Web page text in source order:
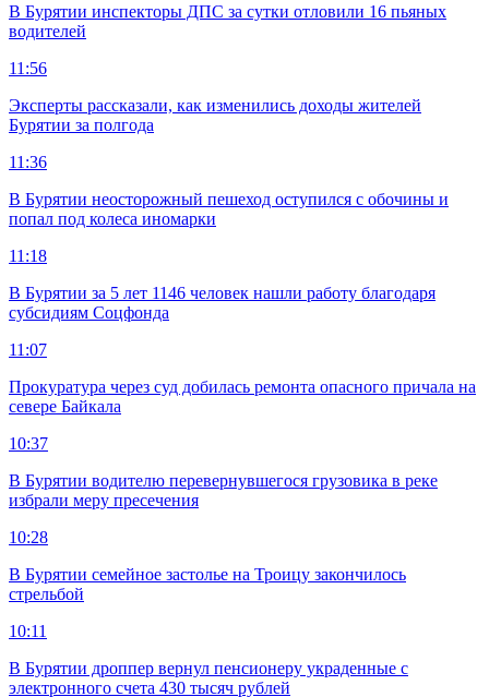
В Бурятии инспекторы ДПС за сутки отловили 16 пьяных
водителей
11:56
Эксперты рассказали, как изменились доходы жителей
Бурятии за полгода
11:36
В Бурятии неосторожный пешеход оступился с обочины и
попал под колеса иномарки
11:18
В Бурятии за 5 лет 1146 человек нашли работу благодаря
субсидиям Соцфонда
11:07
Прокуратура через суд добилась ремонта опасного причала на
севере Байкала
10:37
В Бурятии водителю перевернувшегося грузовика в реке
избрали меру пресечения
10:28
В Бурятии семейное застолье на Троицу закончилось
стрельбой
10:11
В Бурятии дроппер вернул пенсионеру украденные с
электронного счета 430 тысяч рублей